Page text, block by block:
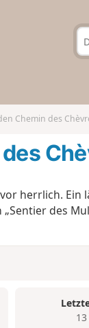
Chemin des
herrlich. Ein
des